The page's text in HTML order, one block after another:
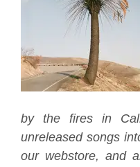
by the fires in
unreleased songs
our webstore, and